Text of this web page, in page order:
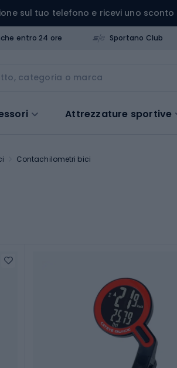
sul tuo telefono e ricevi uno sconto
entro 24 ore Sportano Club
Attrezzature sportive
Contachilometri bici